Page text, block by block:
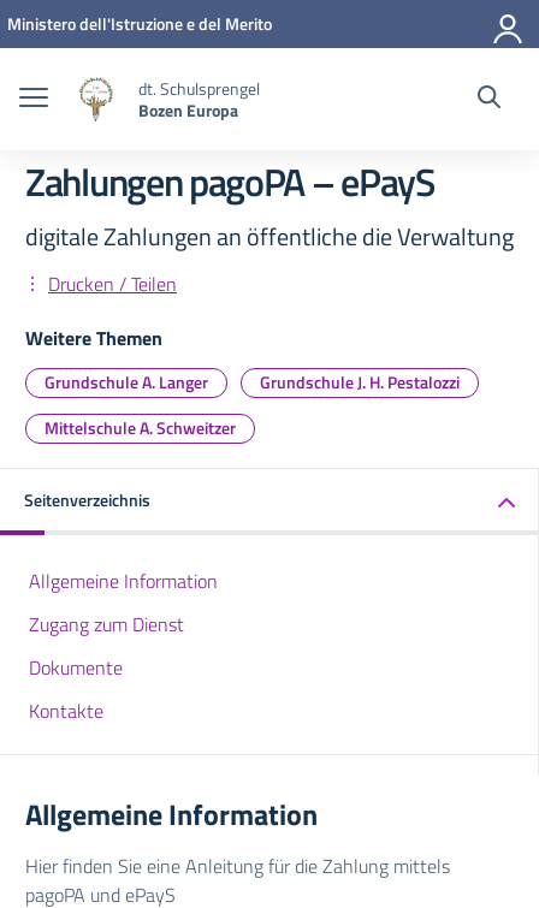
Zum Inhalt springen
Zum Navigationsmenü springen
Zur Fußzeile springen
Ministero dell'Istruzione e del Merito
dt. Schulsprengel
Bozen Europa
Zahlungen pagoPA – ePayS
digitale Zahlungen an öffentliche die Verwaltung
Drucken / Teilen
Weitere Themen
Grundschule A. Langer
Grundschule J. H. Pestalozzi
Mittelschule A. Schweitzer
Seitenverzeichnis
Allgemeine Information
Zugang zum Dienst
Dokumente
Kontakte
Allgemeine Information
Hier finden Sie eine Anleitung für die Zahlung mittels
pagoPA und ePayS